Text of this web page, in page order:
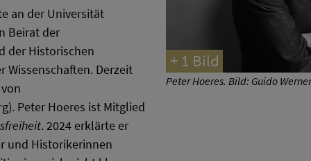
an der Universität
Beirat der
der Historischen
Wissenschaften. Derzeit
Peter Hoeres ist Mitglied
. 2024 erklärte er
und Historikerinnen
+ 1 Bild
Peter Hoeres. Bild: Guido